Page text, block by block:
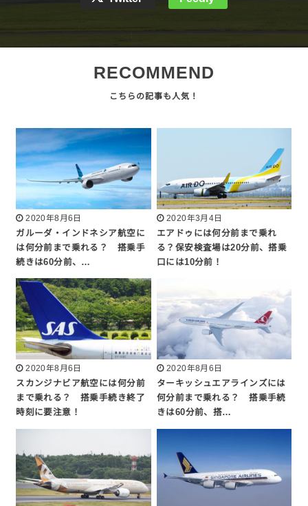
RECOMMEND
2020年8月6日
ガルーダ・インドネシア航空に
は何分前まで乗れる？ 搭乗手
続きは60分前、…
2020年3月4日
エアドゥには何分前まで乗れ
る？保安検査場は20分前、搭乗
口には10分前！
2020年8月6日
スカンジナビア航空には何分前
まで乗れる？ 搭乗手続き終了
時刻に要注意！
2020年8月6日
ターキッシュエアラインズには
何分前まで乗れる？ 搭乗手続
きは60分前、搭…